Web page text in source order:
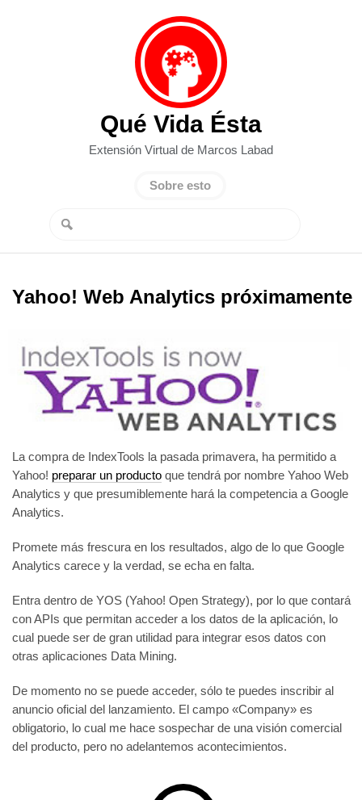
Qué Vida Ésta
Extensión Virtual de Marcos Labad
Sobre esto
Yahoo! Web Analytics próximamente
La compra de IndexTools la pasada primavera, ha permitido a
Yahoo! preparar un producto que tendrá por nombre Yahoo Web
Analytics y que presumiblemente hará la competencia a Google
Analytics.
Promete más frescura en los resultados, algo de lo que Google
Analytics carece y la verdad, se echa en falta.
Entra dentro de YOS (Yahoo! Open Strategy), por lo que contará
con APIs que permitan acceder a los datos de la aplicación, lo
cual puede ser de gran utilidad para integrar esos datos con
otras aplicaciones Data Mining.
De momento no se puede acceder, sólo te puedes inscribir al
anuncio oficial del lanzamiento. El campo «Company» es
obligatorio, lo cual me hace sospechar de una visión comercial
del producto, pero no adelantemos acontecimientos.